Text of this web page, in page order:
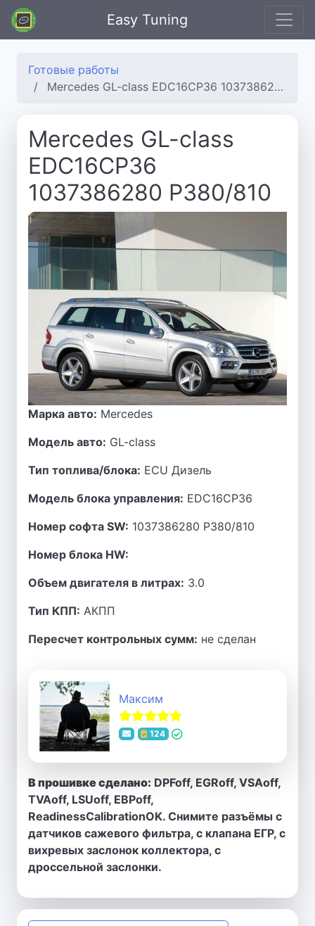
Easy Tuning
Готовые работы
Mercedes GL-class EDC16CP36 1037386280 P380/810
Mercedes GL-class
EDC16CP36
1037386280 P380/810
Марка авто: Mercedes
Модель авто: GL-class
Тип топлива/блока: ECU Дизель
Модель блока управления: EDC16CP36
Номер софта SW: 1037386280 P380/810
Номер блока HW:
Объем двигателя в литрах: 3.0
Тип КПП: АКПП
Пересчет контрольных сумм: не сделан
Максим
124
В прошивке сделано: DPFoff, EGRoff, VSAoff,
TVAoff, LSUoff, EBPoff,
ReadinessCalibrationOK. Снимите разъёмы с
датчиков сажевого фильтра, с клапана ЕГР, с
вихревых заслонок коллектора, с
дроссельной заслонки.